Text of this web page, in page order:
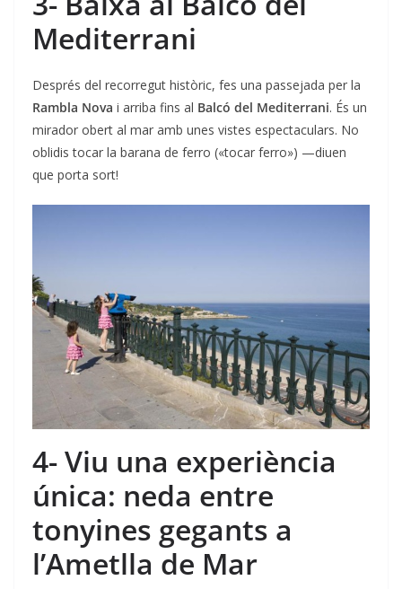
Mediterrani
Després del recorregut històric, fes una passejada per la
Rambla Nova i arriba fins al Balcó del Mediterrani. És un
mirador obert al mar amb unes vistes espectaculars. No
oblidis tocar la barana de ferro («tocar ferro») —diuen
que porta sort!
4- Viu una experiència
única: neda entre
tonyines gegants a
l’Ametlla de Mar